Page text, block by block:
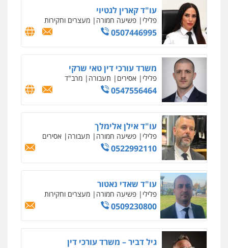
גל דהן – משרד עורך דין פלילי
פלילי פשיעה חמורה סמים מעצרים
וחקירות
0544723840
עו"ד ראוף נג'אר
פלילי עורכי דין לענייני אסירים מעצרים
סמים רכוש
0548009246
דוד אפרים משרד עורכי דין
פלילי צווארון לבן מס הכנסה מע"מ
0506209859
עדי כרמלי – חברת עו"ד
פלילי כלכלי עורכי דין לענייני אסירים
0525060666
גיא זהבי משרד עורכי דין